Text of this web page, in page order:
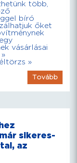
több,
bíró
őket
vásárlásai
»
Tovább
sikeres-
az